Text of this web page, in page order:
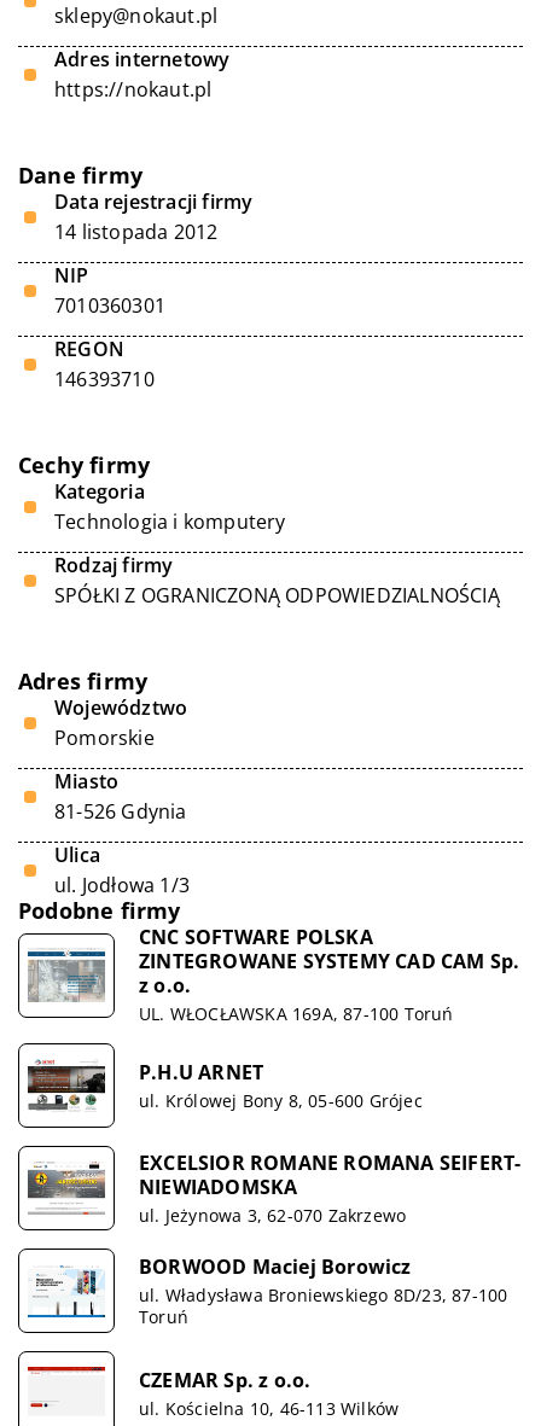
sklepy@nokaut.pl
Adres internetowy
https://nokaut.pl
Dane firmy
Data rejestracji firmy
14 listopada 2012
NIP
7010360301
REGON
146393710
Cechy firmy
Kategoria
Technologia i komputery
Rodzaj firmy
SPÓŁKI Z OGRANICZONĄ ODPOWIEDZIALNOŚCIĄ
Adres firmy
Województwo
Pomorskie
Miasto
81-526 Gdynia
Ulica
ul. Jodłowa 1/3
Podobne firmy
CNC SOFTWARE POLSKA
ZINTEGROWANE SYSTEMY CAD CAM Sp.
z o.o.
UL. WŁOCŁAWSKA 169A, 87-100 Toruń
P.H.U ARNET
ul. Królowej Bony 8, 05-600 Grójec
EXCELSIOR ROMANE ROMANA SEIFERT-
NIEWIADOMSKA
ul. Jeżynowa 3, 62-070 Zakrzewo
BORWOOD Maciej Borowicz
ul. Władysława Broniewskiego 8D/23, 87-100
Toruń
CZEMAR Sp. z o.o.
ul. Kościelna 10, 46-113 Wilków